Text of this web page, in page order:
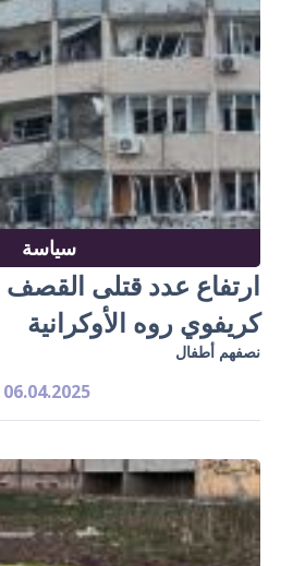
سياسة
ارتفاع عدد قتلى
كريفوي روه الأوكرانية
نصفهم أطفال
06.04.2025